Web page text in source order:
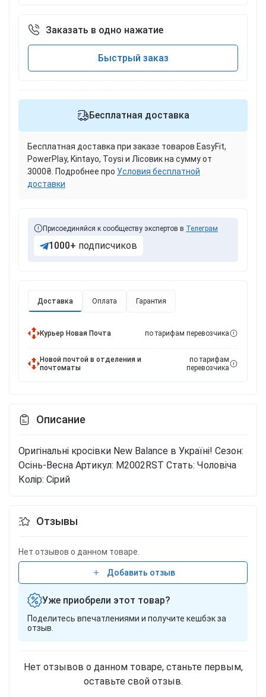
Доставка Оплата Гарантия
Курьер Новая Почта по тарифам перевозчика
Новой почтой в отделения и
почтоматы
по тарифам
перевозчика
Заказать в одно нажатие
Быстрый заказ
Бесплатная доставка
Бесплатная доставка при заказе товаров EasyFit,
PowerPlay, Kintayo, Toysi и Лісовик на сумму от
3000₴. Подробнее про Условия бесплатной
доставки
Присоединяйся к сообществу экспертов в Телеграм
1000+ подписчиков
Описание
Оригінальні кросівки New Balance в Україні! Сезон:
Осінь-Весна Артикул: M2002RST Стать: Чоловіча
Колір: Сірий
Отзывы
Нет отзывов о данном товаре.
Добавить отзыв
Уже приобрели этот товар?
Поделитесь впечатлениями и получите кешбэк за
отзыв.
Нет отзывов о данном товаре, станьте первым,
оставьте свой отзыв.